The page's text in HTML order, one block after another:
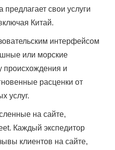
свои услуги
Китай.
интерфейсом
или морские
происхождения и
расценки от
услуг.
на сайте,
Каждый экспедитор
клиентов на сайте,